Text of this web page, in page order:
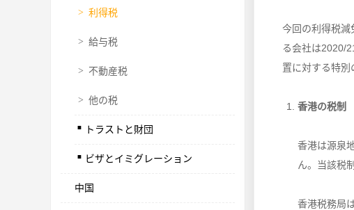
> 利得税
> 給与税
> 不動産税
> 他の税
. トラストと財団
. ビザとイミグレーション
中国
今回の利得税
る会社は2020/
置に対する特
香港の税制
香港は源泉
ん。当該税
香港税務局